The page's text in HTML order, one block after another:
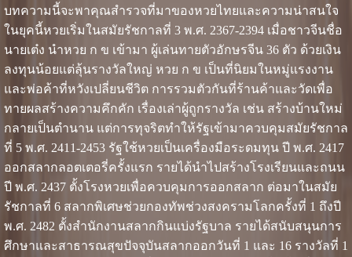
บทความนี้จะพาคุณสำรวจที่มาของหวยไทยและความน่าสนใจ
ในยุคนี้หวยเริ่มในสมัยรัชกาลที่ 3 พ.ศ. 2367-2394 เมื่อชาวจีนชื่อ
นายเต๋ง นำหวย ก ข เข้ามา ผู้เล่นทายตัวอักษรจีน 36 ตัว ด้วยเงิน
ลงทุนน้อยแต่ลุ้นรางวัลใหญ่ หวย ก ข เป็นที่นิยมในหมู่แรงงาน
และพ่อค้าที่หวังเปลี่ยนชีวิต การรวมตัวกันที่ร้านค้าและวัดเพื่อ
ทายผลสร้างความคึกคัก เรื่องเล่าผู้ถูกรางวัล เช่น สร้างบ้านใหม่
กลายเป็นตำนาน แต่การทุจริตทำให้รัฐเข้ามาควบคุมสมัยรัชกาล
ที่ 5 พ.ศ. 2411-2453 รัฐใช้หวยเป็นเครื่องมือระดมทุน ปี พ.ศ. 2417
ออกสลากลอตเตอรี่ครั้งแรก รายได้นำไปสร้างโรงเรียนและถนน
ปี พ.ศ. 2437 ตั้งโรงหวยเพื่อควบคุมการออกสลาก ต่อมาในสมัย
รัชกาลที่ 6 สลากพิเศษช่วยกองทัพช่วงสงครามโลกครั้งที่ 1 ถึงปี
พ.ศ. 2482 ตั้งสำนักงานสลากกินแบ่งรัฐบาล รายได้สนับสนุนการ
ศึกษาและสาธารณสุขปัจจุบันสลากออกวันที่ 1 และ 16 รางวัลที่ 1